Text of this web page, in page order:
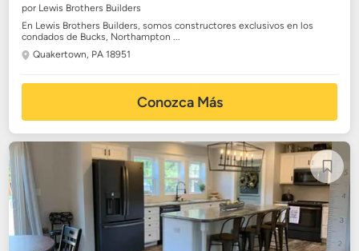
por Lewis Brothers Builders
En Lewis Brothers Builders, somos constructores exclusivos en los
condados de Bucks, Northampton ...
Quakertown, PA 18951
Conozca Más